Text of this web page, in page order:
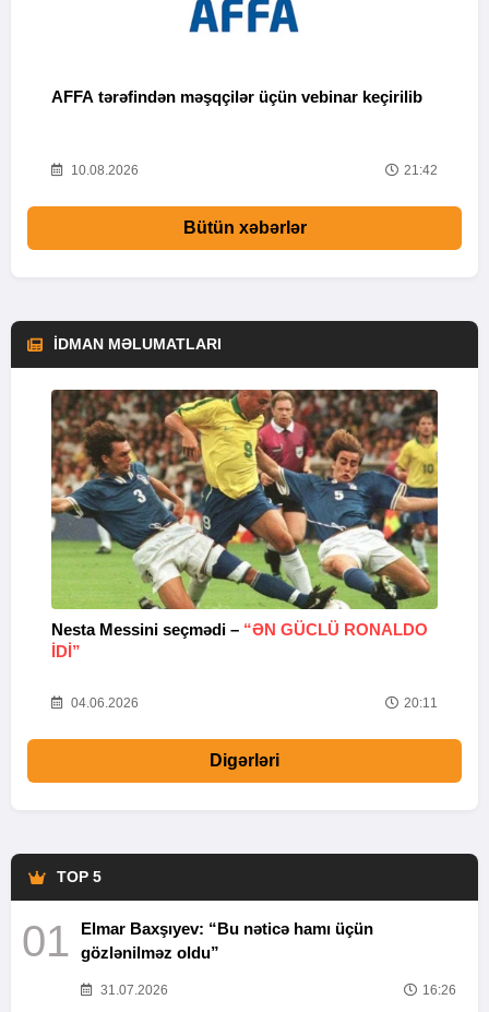
AFFA tərəfindən məşqçilər üçün vebinar keçirilib
10.08.2026 21:42
Bütün xəbərlər
İDMAN MƏLUMATLARI
Nesta Messini seçmədi – “ƏN GÜCLÜ RONALDO
IDI”
04.06.2026 20:11
Digərləri
TOP 5
01
Elmar Baxşıyev: “Bu nəticə hamı üçün
gözlənilməz oldu”
31.07.2026 16:26